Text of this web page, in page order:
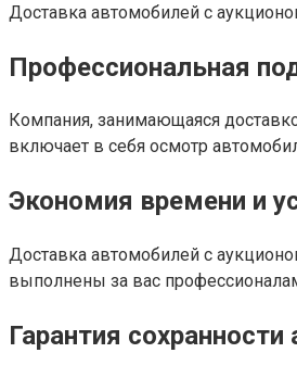
Доставка автомобилей с
Профессиональная
Компания, занимающаяся
включает в себя осмотр
Экономия времени и
Доставка автомобилей с
выполнены за вас
Гарантия